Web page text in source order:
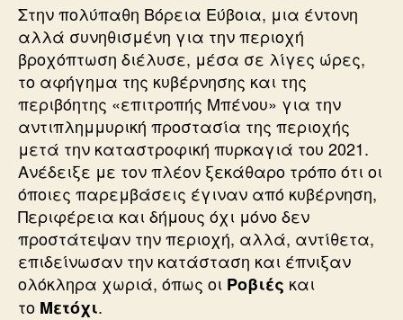
Στην πολύπαθη Βόρεια Εύβοια, μια έντονη
αλλά συνηθισμένη για την περιοχή
βροχόπτωση διέλυσε, μέσα σε λίγες ώρες,
το αφήγημα της κυβέρνησης και της
περιβόητης «επιτροπής Μπένου» για την
αντιπλημμυρική προστασία της περιοχής
μετά την καταστροφική πυρκαγιά του 2021.
Ανέδειξε με τον πλέον ξεκάθαρο τρόπο ότι οι
όποιες παρεμβάσεις έγιναν από κυβέρνηση,
Περιφέρεια και δήμους όχι μόνο δεν
προστάτεψαν την περιοχή, αλλά, αντίθετα,
επιδείνωσαν την κατάσταση και έπνιξαν
ολόκληρα χωριά, όπως οι Ροβιές και
το Μετόχι.